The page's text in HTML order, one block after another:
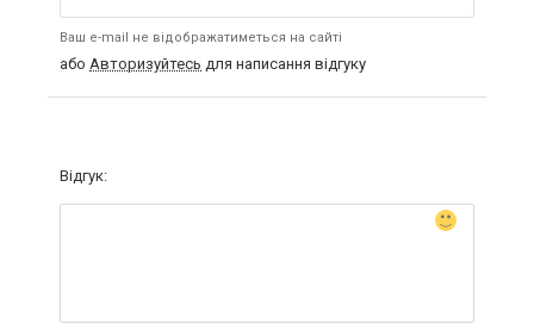
Ваш e-mail не відображатиметься на сайті
або Авторизуйтесь для написання відгуку
Відгук: